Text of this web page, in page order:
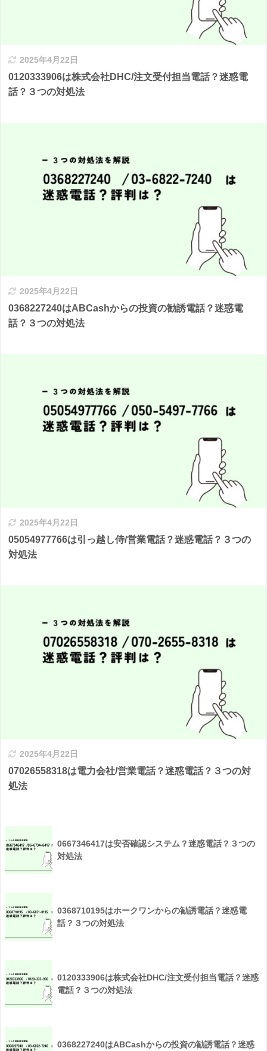
2025年4月22日
0120333906は株式会社DHC/注文受付担当電話？迷惑電
話？３つの対処法
2025年4月22日
0368227240はABCashからの投資の勧誘電話？迷惑電
話？３つの対処法
2025年4月22日
05054977766は引っ越し侍/営業電話？迷惑電話？３つの
対処法
2025年4月22日
07026558318は電力会社/営業電話？迷惑電話？３つの対
処法
0667346417は安否確認システム？迷惑電話？３つの
対処法
0368710195はホークワンからの勧誘電話？迷惑電
話？３つの対処法
0120333906は株式会社DHC/注文受付担当電話？迷惑
電話？３つの対処法
0368227240はABCashからの投資の勧誘電話？迷惑